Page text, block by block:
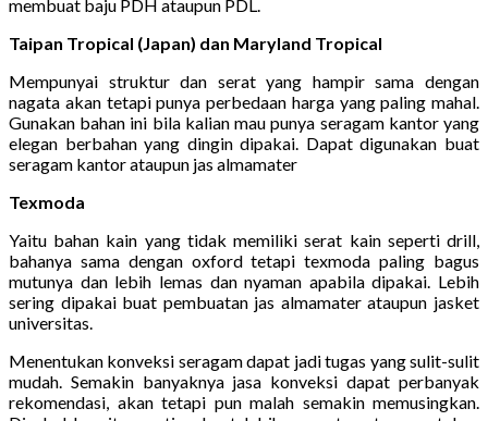
membuat baju PDH ataupun PDL.
Taipan Tropical (Japan) dan Maryland Tropical
Mempunyai struktur dan serat yang hampir sama dengan
nagata akan tetapi punya perbedaan harga yang paling mahal.
Gunakan bahan ini bila kalian mau punya seragam kantor yang
elegan berbahan yang dingin dipakai. Dapat digunakan buat
seragam kantor ataupun jas almamater
Texmoda
Yaitu bahan kain yang tidak memiliki serat kain seperti drill,
bahanya sama dengan oxford tetapi texmoda paling bagus
mutunya dan lebih lemas dan nyaman apabila dipakai. Lebih
sering dipakai buat pembuatan jas almamater ataupun jasket
universitas.
Menentukan konveksi seragam dapat jadi tugas yang sulit-sulit
mudah. Semakin banyaknya jasa konveksi dapat perbanyak
rekomendasi, akan tetapi pun malah semakin memusingkan.